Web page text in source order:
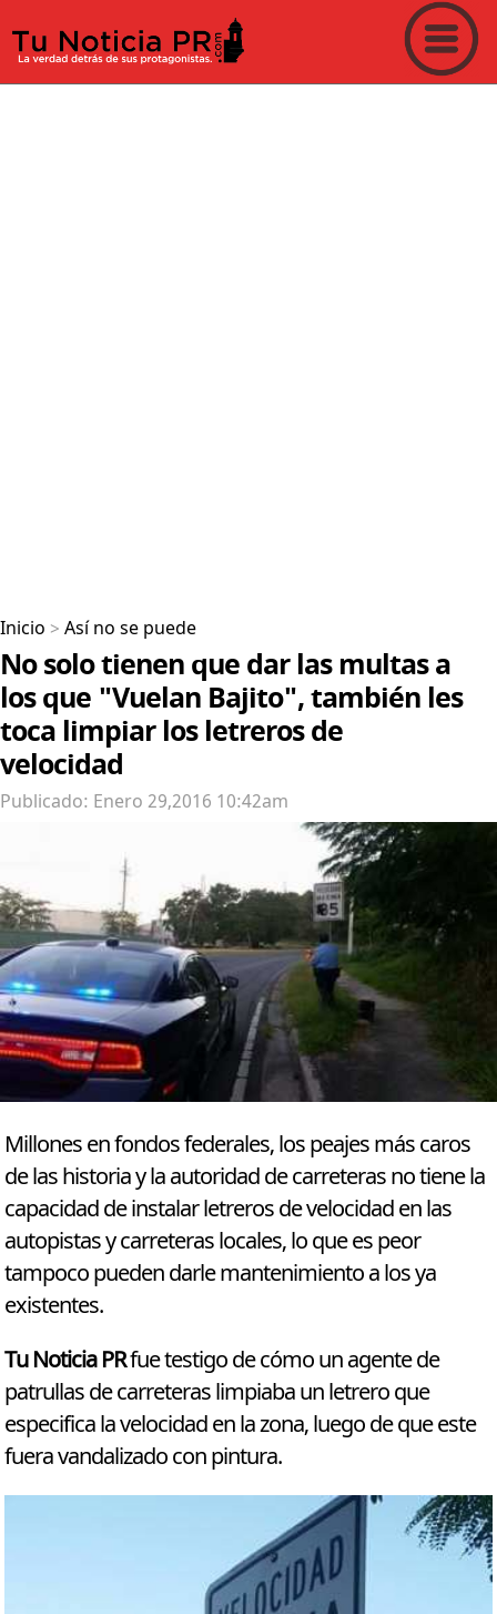
Inicio > Así no se puede
No solo tienen que dar las multas a
los que "Vuelan Bajito", también les
toca limpiar los letreros de
velocidad
Publicado: Enero 29,2016 10:42am
Millones en fondos federales, los peajes más caros
de las historia y la autoridad de carreteras no tiene la
capacidad de instalar letreros de velocidad en las
autopistas y carreteras locales, lo que es peor
tampoco pueden darle mantenimiento a los ya
existentes.
Tu Noticia PRfue testigo de cómo un agente de
patrullas de carreteras limpiaba un letrero que
especifica la velocidad en la zona, luego de que este
fuera vandalizado con pintura.